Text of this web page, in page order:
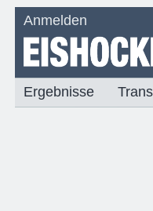
Anmelden
Ergebnisse